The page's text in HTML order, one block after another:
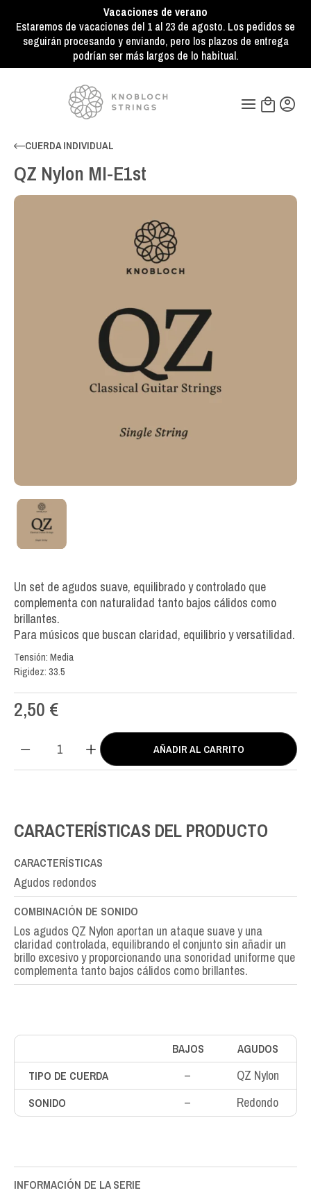
Vacaciones de verano
Estaremos de vacaciones del 1 al 23 de agosto. Los pedidos se
seguirán procesando y enviando, pero los plazos de entrega
podrían ser más largos de lo habitual.
CUERDA INDIVIDUAL
QZ Nylon MI-E1st
Un set de agudos suave, equilibrado y controlado que
complementa con naturalidad tanto bajos cálidos como
brillantes.
Para músicos que buscan claridad, equilibrio y versatilidad.
Tensión: Media
Rigidez: 33.5
2,50 €
Nylon
AÑADIR AL CARRITO
CARACTERÍSTICAS DEL PRODUCTO
CARACTERÍSTICAS
Agudos redondos
COMBINACIÓN DE SONIDO
Los agudos QZ Nylon aportan un ataque suave y una
claridad controlada, equilibrando el conjunto sin añadir un
brillo excesivo y proporcionando una sonoridad uniforme que
complementa tanto bajos cálidos como brillantes.
BAJOS
AGUDOS
TIPO DE CUERDA
– QZ Nylon
SONIDO – Redondo
INFORMACIÓN DE LA SERIE